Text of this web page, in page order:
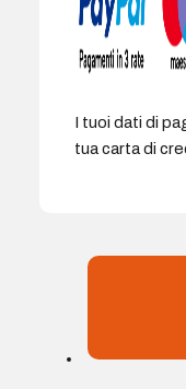
I tuoi dati di
tua carta di